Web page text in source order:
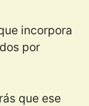
incorpora
por
que ese